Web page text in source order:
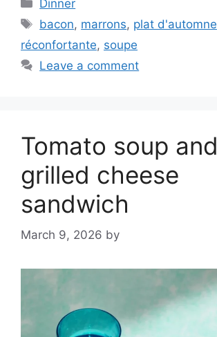
Dinner
Tags
bacon, marrons, plat d'automne
réconfortante, soupe
Leave a comment
Tomato soup and
grilled cheese
sandwich
March 9, 2026 by